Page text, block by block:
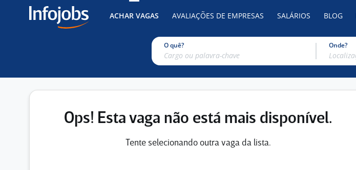
ACHAR VAGAS AVALIAÇÕES DE EMPRESAS SALÁRIOS BLOG
O quê? Onde?
Ops! Esta vaga não está mais disponível.
Tente selecionando outra vaga da lista.